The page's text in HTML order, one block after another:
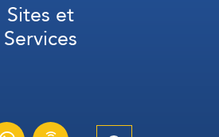
Sites et
Services